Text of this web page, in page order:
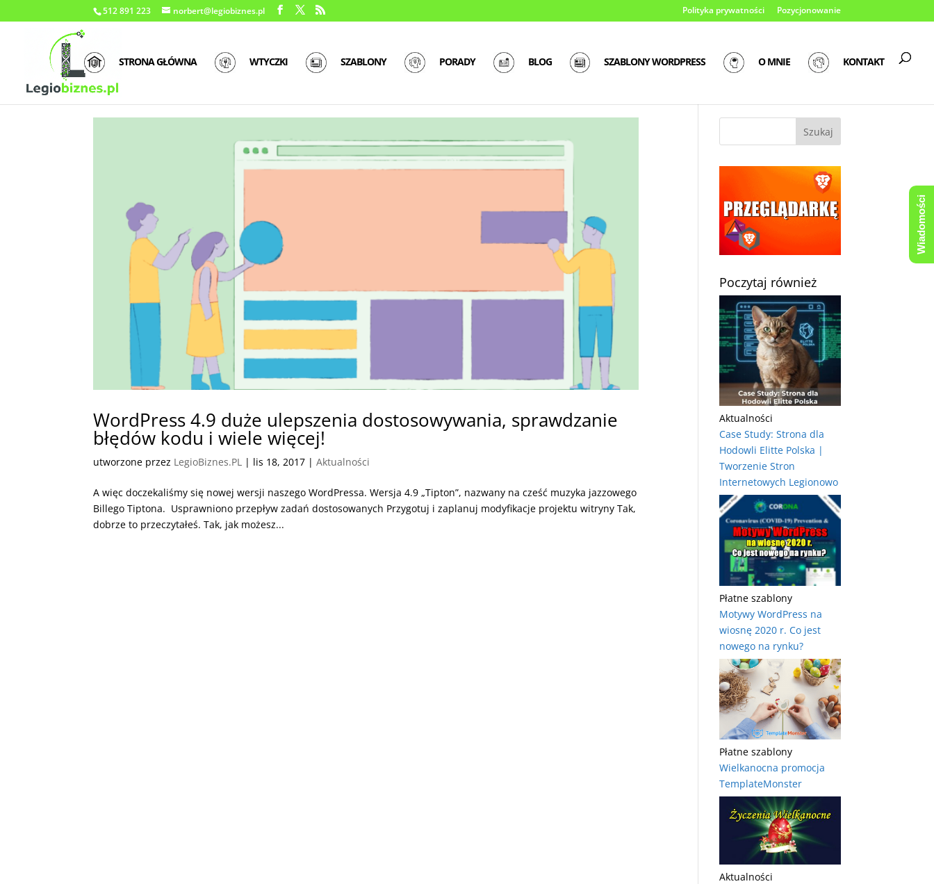
512 891 223 norbert@legiobiznes.pl Polityka prywatności Pozycjonowanie
STRONA GŁÓWNA WTYCZKI SZABLONY PORADY BLOG SZABLONY WORDPRESS O MNIE KONTAKT
WordPress 4.9 duże ulepszenia dostosowywania, sprawdzanie
błędów kodu i wiele więcej!
utworzone przez LegioBiznes.PL | lis 18, 2017 |Aktualności
A więc doczekaliśmy się nowej wersji naszego WordPressa. Wersja 4.9 „Tipton”, nazwany na cześć muzyka jazzowego
Billego Tiptona. Usprawniono przepływ zadań dostosowanych Przygotuj i zaplanuj modyfikacje projektu witryny Tak,
dobrze to przeczytałeś. Tak, jak możesz...
Poczytaj również
Aktualności
Case Study: Strona dla
Hodowli Elitte Polska |
Tworzenie Stron
Internetowych Legionowo
Płatne szablony
Motywy WordPress na
wiosnę 2020 r. Co jest
nowego na rynku?
Płatne szablony
Wielkanocna promocja
TemplateMonster
Aktualności
Wiadomości